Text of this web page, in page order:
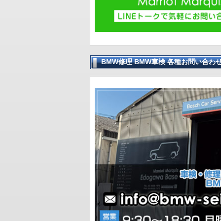
BMW修理 BMW車検 各種お問い合わ